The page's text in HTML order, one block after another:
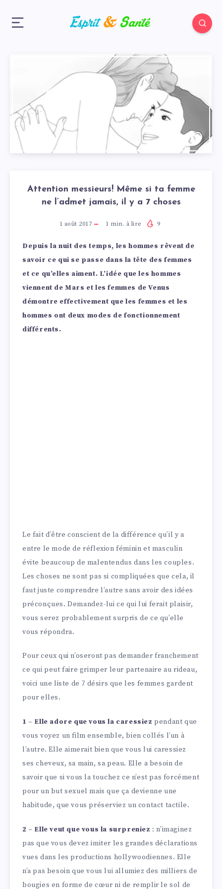
Attention messieurs! Même si ta femme
ne l’admet jamais, il y a 7 choses
1 août 2017 1 min. à lire 9
Depuis la nuit des temps, les hommes rêvent de
savoir ce qui se passe dans la tête des femmes
et ce qu’elles aiment. L’idée que les hommes
viennent de Mars et les femmes de Venus
démontre effectivement que les femmes et les
hommes ont deux modes de fonctionnement
différents.
Le fait d’être conscient de la différence qu’il y a
entre le mode de réflexion féminin et masculin
évite beaucoup de malentendus dans les couples.
Les choses ne sont pas si compliquées que cela, il
faut juste comprendre l’autre sans avoir des idées
préconçues. Demandez-lui ce qui lui ferait plaisir,
vous serez probablement surpris de ce qu’elle
vous répondra.
Pour ceux qui n’oseront pas demander franchement
ce qui peut faire grimper leur partenaire au rideau,
voici une liste de 7 désirs que les femmes gardent
pour elles.
1 – Elle adore que vous la caressiez pendant que
vous voyez un film ensemble, bien collés l’un à
l’autre. Elle aimerait bien que vous lui caressiez
ses cheveux, sa main, sa peau. Elle a besoin de
savoir que si vous la touchez ce n’est pas forcément
pour un but sexuel mais que ça devienne une
habitude, que vous préserviez un contact tactile.
2 – Elle veut que vous la surpreniez : n’imaginez
pas que vous devez imiter les grandes déclarations
vues dans les productions hollywoodiennes. Elle
n’a pas besoin que vous lui allumiez des milliers de
bougies en forme de cœur ni de remplir le sol de